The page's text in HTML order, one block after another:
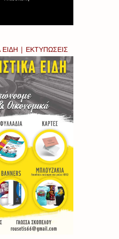
ΕΙΔΗ | ΕΚΤΥΠΩΣΕΙΣ